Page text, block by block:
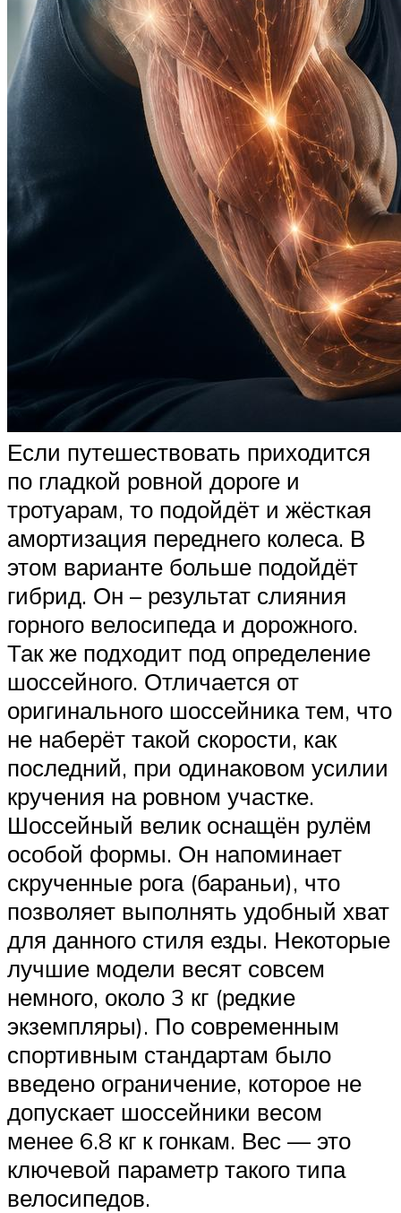
Если путешествовать приходится
по гладкой ровной дороге и
тротуарам, то подойдёт и жёсткая
амортизация переднего колеса. В
этом варианте больше подойдёт
гибрид. Он – результат слияния
горного велосипеда и дорожного.
Так же подходит под определение
шоссейного. Отличается от
оригинального шоссейника тем, что
не наберёт такой скорости, как
последний, при одинаковом усилии
кручения на ровном участке.
Шоссейный велик оснащён рулём
особой формы. Он напоминает
скрученные рога (бараньи), что
позволяет выполнять удобный хват
для данного стиля езды. Некоторые
лучшие модели весят совсем
немного, около 3 кг (редкие
экземпляры). По современным
спортивным стандартам было
введено ограничение, которое не
допускает шоссейники весом
менее 6.8 кг к гонкам. Вес — это
ключевой параметр такого типа
велосипедов.